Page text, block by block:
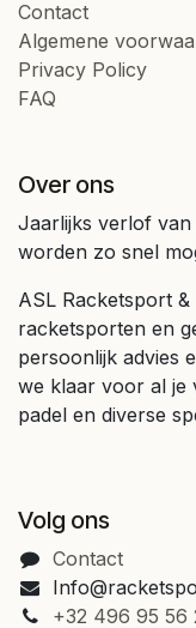
Contact
Algemene
Privacy Policy
FAQ
Over ons
Jaarlijks verlof van
worden zo snel
ASL Racketsport
racketsporten en
persoonlijk advies
we klaar voor al je
padel en diverse
Volg ons
Contact
+32 496 95 56